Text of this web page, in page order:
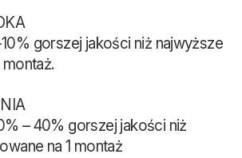
gorszej jakości niż najwyższe
– 40% gorszej jakości niż
na 1 montaż